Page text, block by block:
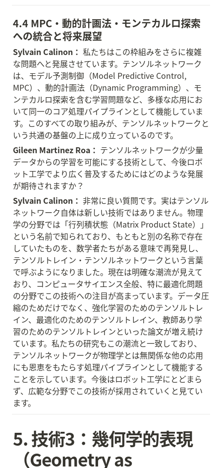
4.4 MPC・動的計画法・モンテカルロ探索
への統合と将来展望
Sylvain Calinon： 私たちはこの枠組みをさらに複雑
な問題へと発展させています。テンソルネットワーク
は、モデル予測制御（Model Predictive Control,
MPC）、動的計画法（Dynamic Programming）、モ
ンテカルロ探索を含む学習問題など、多様な応用にお
いて同一のコア処理パイプラインとして機能していま
す。このすべての取り組みが、テンソルネットワークと
いう共通の基盤の上に成り立っているのです。
Gileen Martinez Roa： テンソルネットワークが少量
データからの学習を可能にする技術として、今後ロボ
ット工学でより広く普及するためにはどのような発展
が期待されますか？
Sylvain Calinon： 非常に良い質問です。実はテンソル
ネットワーク自体は新しい技術ではありません。物理
学の分野では「行列積状態（Matrix Product State）」
という名前で知られており、もともと別の名称で存在
していたものを、数学者たちがある意味で再発見し、
テンソルトレイン・テンソルネットワークという言葉
で呼ぶようになりました。現在は明確な潮流が見えて
おり、コンピュータサイエンス全般、特に最適化問題
の分野でこの技術への注目が高まっています。データ圧
縮のためだけでなく、強化学習のためのテンソルトレ
イン、最適化のためのテンソルトレイン、教師あり学
習のためのテンソルトレインといった論文が増え続け
ています。私たちの研究もこの潮流と一致しており、
テンソルネットワークが物理学とは無関係な他の応用
にも恩恵をもたらす処理パイプラインとして機能する
ことを示しています。今後はロボット工学にとどまら
ず、広範な分野でこの技術が採用されていくと見てい
ます。
5. 技術3：幾何学的表現
（Geometry as